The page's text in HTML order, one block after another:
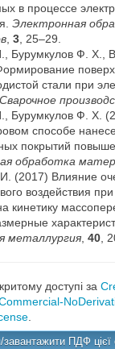
в процессе
Электронная
3 , 25–29.
Бурумкулов Ф. Х.,
стали при
Сварочное
Бурумкулов Ф. Х.
способе
покрытий
обработка
(2017) Влияние
воздействия
кинетику
металлургия 40 ,
доступі за
завантажити ПДФ цієї